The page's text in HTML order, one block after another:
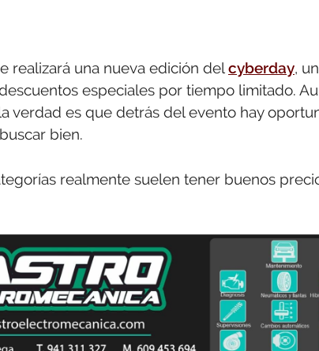
realizará una nueva edición delcyberday,
especiales por tiempo limitado.
verdad es que detrás del evento hay
bien.
realmente suelen tener buenos